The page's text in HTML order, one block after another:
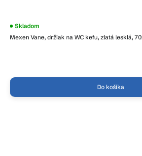
Mexen Vane, držiak na WC kefu, zlatá lesklá,
Skladom
Do košíka